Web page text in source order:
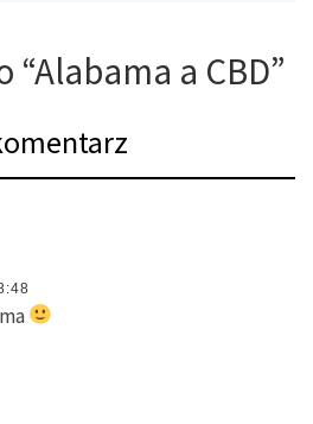
“Alabama a CBD”